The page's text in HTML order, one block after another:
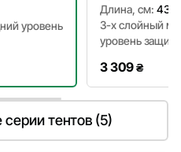
уровень
Длина, см:
3-х слойный
уровень
3 309₴
тентов (5)